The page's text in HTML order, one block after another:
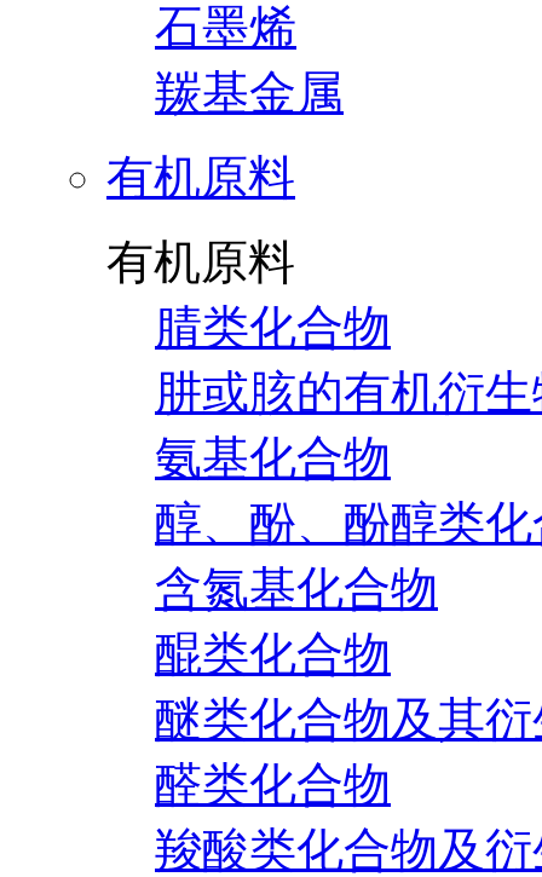
石墨烯
羰基金属
有机原料
有机原料
腈类化合物
肼或胲的有机衍
氨基化合物
醇、酚、酚醇类
含氮基化合物
醌类化合物
醚类化合物及其
醛类化合物
羧酸类化合物及